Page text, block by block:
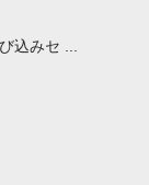
込みセ ...